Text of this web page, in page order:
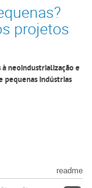
projetos
neoindustrialização e
pequenas indústrias
readme